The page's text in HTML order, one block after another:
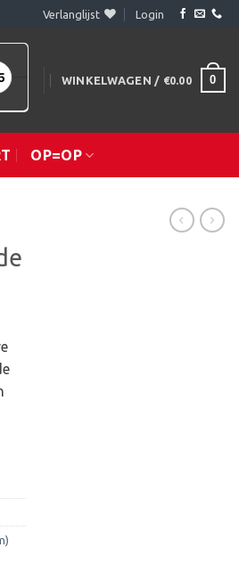
Verlanglijst Login
WINKELWAGEN / €0.00 0
OP=OP